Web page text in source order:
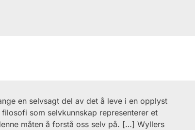
en selvsagt del av det å leve i en opplyst
som selvkunnskap representerer et
måten å forstå oss selv på. […] Wyllers